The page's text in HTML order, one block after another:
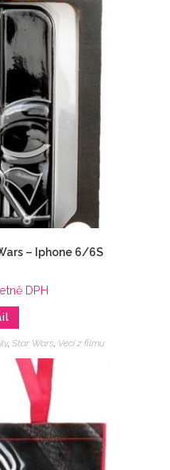
– Iphone 6/6S
DPH
, Star Wars, Veci z filmu